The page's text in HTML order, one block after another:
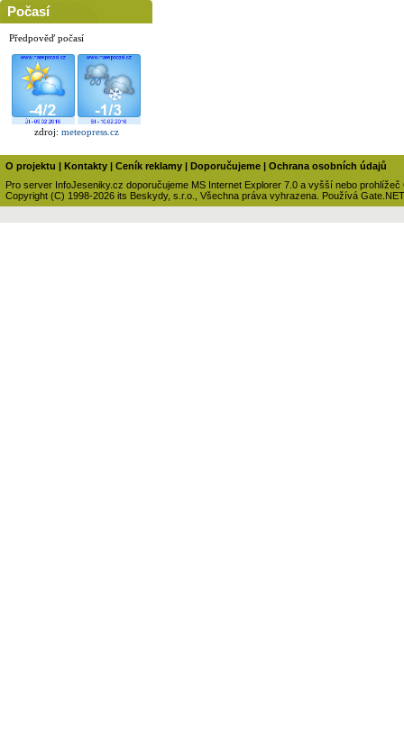
Počasí
Předpověď počasí
zdroj: meteopress.cz
O projektu Kontakty Ceník reklamy Doporučujeme
Ochrana osobních údajů
Pro server InfoJeseniky.cz doporučujeme MS Internet Explorer 7.0 a vyšší nebo prohlížeč
Copyright (C) 1998-2026 its Beskydy, s.r.o., Všechna práva vyhrazena. Používá